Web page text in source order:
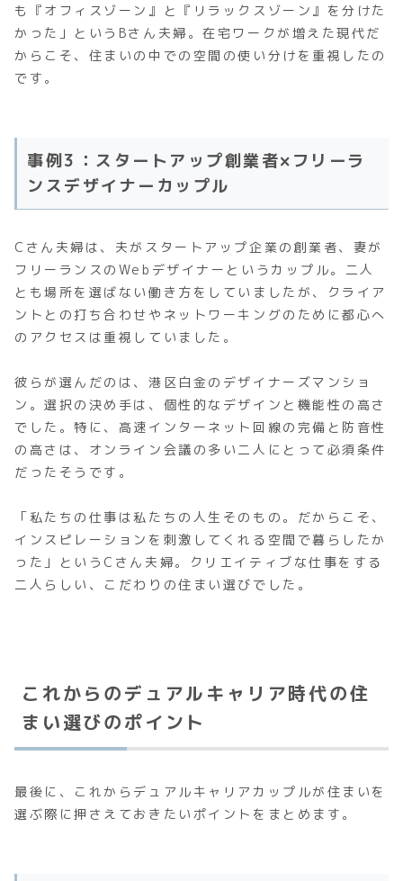
も『オフィスゾーン』と『リラックスゾーン』を分けた
かった」というBさん夫婦。在宅ワークが増えた現代だ
からこそ、住まいの中での空間の使い分けを重視したの
です。
事例3：スタートアップ創業者×フリーラ
ンスデザイナーカップル
Cさん夫婦は、夫がスタートアップ企業の創業者、妻が
フリーランスのWebデザイナーというカップル。二人
とも場所を選ばない働き方をしていましたが、クライア
ントとの打ち合わせやネットワーキングのために都心へ
のアクセスは重視していました。
彼らが選んだのは、港区白金のデザイナーズマンショ
ン。選択の決め手は、個性的なデザインと機能性の高さ
でした。特に、高速インターネット回線の完備と防音性
の高さは、オンライン会議の多い二人にとって必須条件
だったそうです。
「私たちの仕事は私たちの人生そのもの。だからこそ、
インスピレーションを刺激してくれる空間で暮らしたか
った」というCさん夫婦。クリエイティブな仕事をする
二人らしい、こだわりの住まい選びでした。
これからのデュアルキャリア時代の住
まい選びのポイント
最後に、これからデュアルキャリアカップルが住まいを
選ぶ際に押さえておきたいポイントをまとめます。